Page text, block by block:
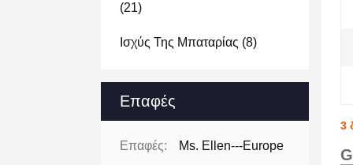
(21)
Ισχύς Της Μπαταρίας (8)
Επαφές
Επαφές: Ms. Ellen---Europe
3